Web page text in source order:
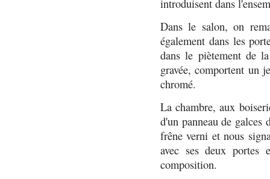
introduisent dans
Dans le salon, on
également dans les
dans le piètement de
gravée, comportent un
chromé.
La chambre, aux
d'un panneau de galces
frêne verni et nous
avec ses deux portes
composition.